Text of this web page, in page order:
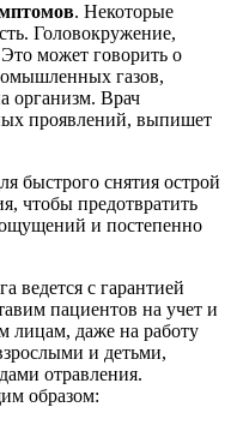
. Некоторые
Головокружение,
может говорить о
газов,
организм. Врач
проявлений, выпишет
быстрого снятия острой
чтобы предотвратить
и постепенно
ведется с гарантией
пациентов на учет и
лицам, даже на работу
и детьми,
отравления.
образом: